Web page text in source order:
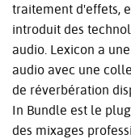
traitement d'effets,
introduit des
audio. Lexicon a
audio avec une
de réverbération
In Bundle est le
des mixages